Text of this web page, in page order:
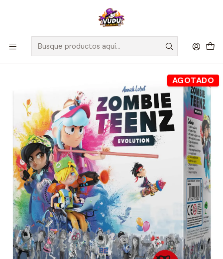
🚀 ¡Despachamos a todo Chile! Envío GRATIS a Regiones sobre
$100.000 y a RM sobre $35.000
Inicio Juegos de Mesa Competitivos
Zombie Teenz Evolution - Español
AGOTADO